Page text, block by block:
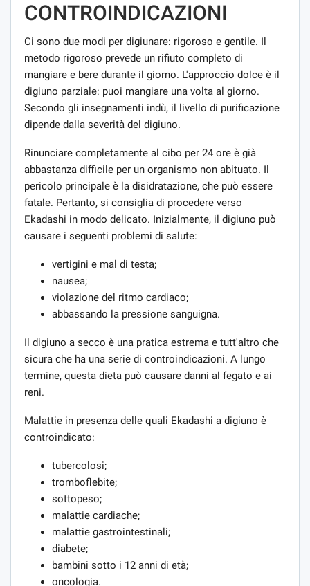
CONTROINDICAZIONI
Ci sono due modi per digiunare: rigoroso e gentile. Il
metodo rigoroso prevede un rifiuto completo di
mangiare e bere durante il giorno. L'approccio dolce è il
digiuno parziale: puoi mangiare una volta al giorno.
Secondo gli insegnamenti indù, il livello di purificazione
dipende dalla severità del digiuno.
Rinunciare completamente al cibo per 24 ore è già
abbastanza difficile per un organismo non abituato. Il
pericolo principale è la disidratazione, che può essere
fatale. Pertanto, si consiglia di procedere verso
Ekadashi in modo delicato. Inizialmente, il digiuno può
causare i seguenti problemi di salute:
vertigini e mal di testa;
nausea;
violazione del ritmo cardiaco;
abbassando la pressione sanguigna.
Il digiuno a secco è una pratica estrema e tutt'altro che
sicura che ha una serie di controindicazioni. A lungo
termine, questa dieta può causare danni al fegato e ai
reni.
Malattie in presenza delle quali Ekadashi a digiuno è
controindicato:
tubercolosi;
tromboflebite;
sottopeso;
malattie cardiache;
malattie gastrointestinali;
diabete;
bambini sotto i 12 anni di età;
oncologia.